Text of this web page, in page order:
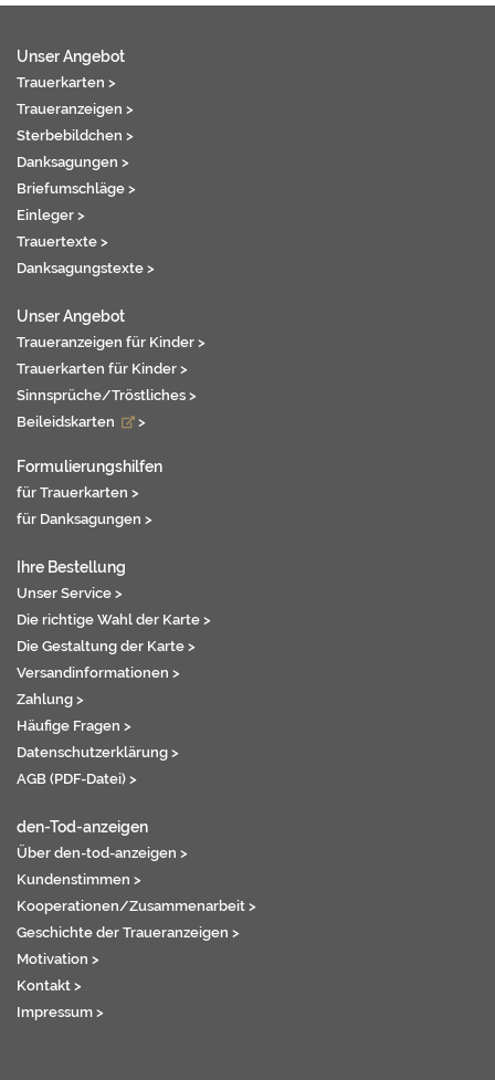
Unser Angebot
Trauerkarten >
Traueranzeigen >
Sterbebildchen >
Danksagungen >
Briefumschläge >
Einleger >
Trauertexte >
Danksagungstexte >
Unser Angebot
Traueranzeigen für Kinder >
Trauerkarten für Kinder >
Sinnsprüche/Tröstliches >
Beileidskarten
>
Formulierungshilfen
für Trauerkarten >
für Danksagungen >
Ihre Bestellung
Unser Service >
Die richtige Wahl der Karte >
Die Gestaltung der Karte >
Versandinformationen >
Zahlung >
Häufige Fragen >
Datenschutzerklärung >
AGB (PDF-Datei) >
den-Tod-anzeigen
Über den-tod-anzeigen >
Kundenstimmen >
Kooperationen/Zusammenarbeit >
Geschichte der Traueranzeigen >
Motivation >
Kontakt >
Impressum >